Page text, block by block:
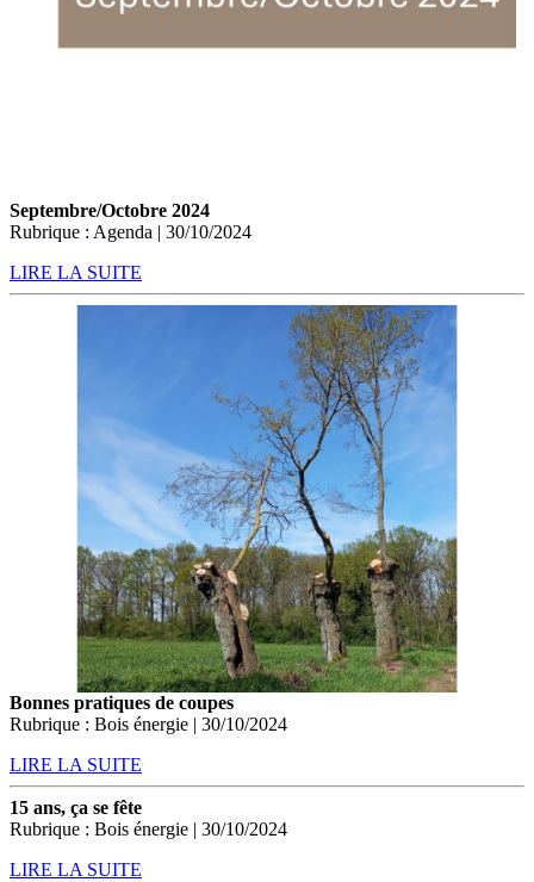
Septembre/Octobre 2024
Rubrique : Agenda | 30/10/2024
LIRE LA SUITE
Bonnes pratiques de coupes
Rubrique : Bois énergie | 30/10/2024
LIRE LA SUITE
15 ans, ça se fête
Rubrique : Bois énergie | 30/10/2024
LIRE LA SUITE